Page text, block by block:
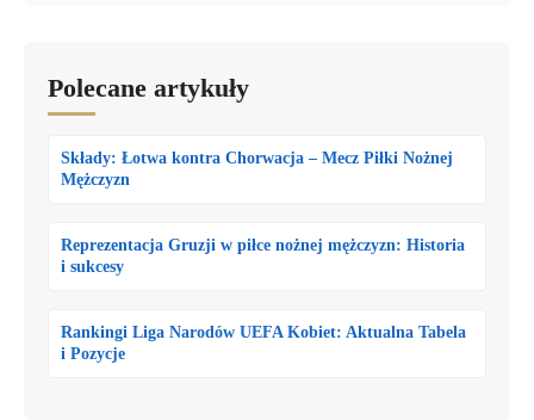
Polecane artykuły
Składy: Łotwa kontra Chorwacja – Mecz Piłki Nożnej
Mężczyzn
Reprezentacja Gruzji w piłce nożnej mężczyzn: Historia
i sukcesy
Rankingi Liga Narodów UEFA Kobiet: Aktualna Tabela
i Pozycje